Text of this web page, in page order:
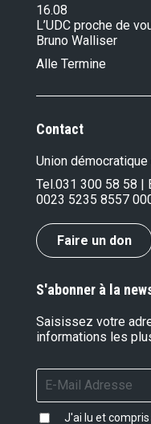
16.08
L’UDC proche de
Bruno Walliser
Alle Termine
Contact
Union démocratique
Tel.031 300 58 58 |
0023 5235 8557
Faire un don
S'abonner à la
Saisissez votre
informations les
J'ai lu et compris